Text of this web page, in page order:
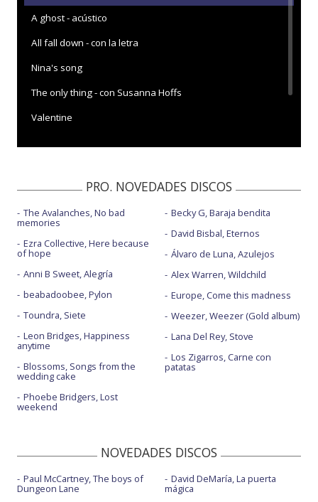
A ghost - acústico
All fall down - con la letra
Nina's song
The only thing - con Susanna Hoffs
Valentine
PRO. NOVEDADES DISCOS
The Avalanches, No bad
memories
Ezra Collective, Here because
of hope
Anni B Sweet, Alegría
beabadoobee, Pylon
Toundra, Siete
Leon Bridges, Happiness
anytime
Blossoms, Songs from the
wedding cake
Phoebe Bridgers, Lost
weekend
Becky G, Baraja bendita
David Bisbal, Eternos
Álvaro de Luna, Azulejos
Alex Warren, Wildchild
Europe, Come this madness
Weezer, Weezer (Gold album)
Lana Del Rey, Stove
Los Zigarros, Carne con
patatas
NOVEDADES DISCOS
Paul McCartney, The boys of
Dungeon Lane
David DeMaría, La puerta
mágica